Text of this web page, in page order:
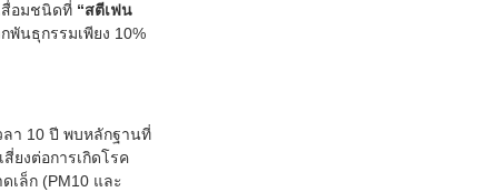
สื่อมชนิดที่ “สตีเฟน
พันธุกรรมเพียง 10%
ลา 10 ปี พบหลักฐานที่
ยงต่อการเกิดโรค
เล็ก (PM10 และ